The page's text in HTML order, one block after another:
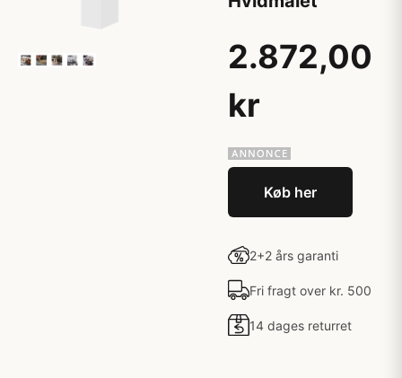
2.872,00
kr
Køb her
2+2 års garanti
Fri fragt over kr. 500
14 dages returret